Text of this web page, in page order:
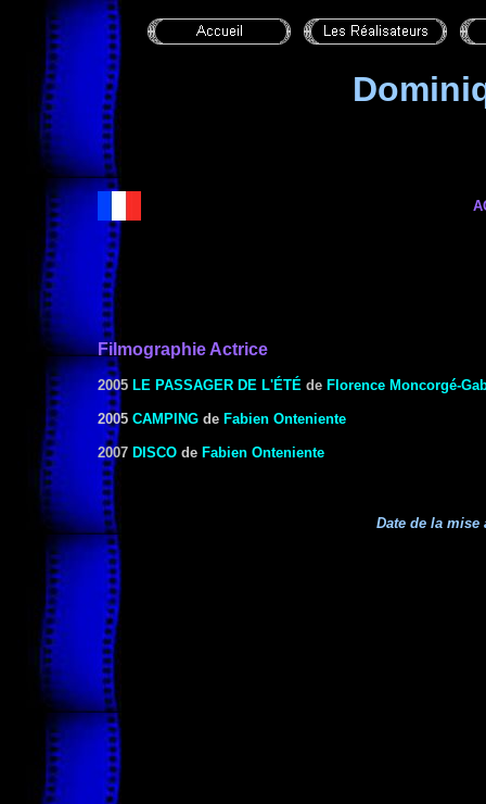
Filmographie Actrice
2005 LE PASSAGER DE L'ÉTÉ de Florence Moncorgé-
2005 CAMPING de Fabien Onteniente
2007 DISCO de Fabien Onteniente
Date de la